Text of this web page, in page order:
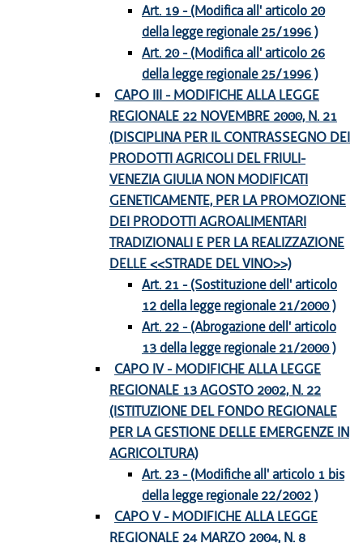
Art. 19 - (Modifica all' articolo 20
della legge regionale 25/1996 )
Art. 20 - (Modifica all' articolo 26
della legge regionale 25/1996 )
CAPO III - MODIFICHE ALLA LEGGE
REGIONALE 22 NOVEMBRE 2000, N. 21
(DISCIPLINA PER IL CONTRASSEGNO DEI
PRODOTTI AGRICOLI DEL FRIULI-
VENEZIA GIULIA NON MODIFICATI
GENETICAMENTE, PER LA PROMOZIONE
DEI PRODOTTI AGROALIMENTARI
TRADIZIONALI E PER LA REALIZZAZIONE
DELLE <<STRADE DEL VINO>>)
Art. 21 - (Sostituzione dell' articolo
12 della legge regionale 21/2000 )
Art. 22 - (Abrogazione dell' articolo
13 della legge regionale 21/2000 )
CAPO IV - MODIFICHE ALLA LEGGE
REGIONALE 13 AGOSTO 2002, N. 22
(ISTITUZIONE DEL FONDO REGIONALE
PER LA GESTIONE DELLE EMERGENZE IN
AGRICOLTURA)
Art. 23 - (Modifiche all' articolo 1 bis
della legge regionale 22/2002 )
CAPO V - MODIFICHE ALLA LEGGE
REGIONALE 24 MARZO 2004, N. 8